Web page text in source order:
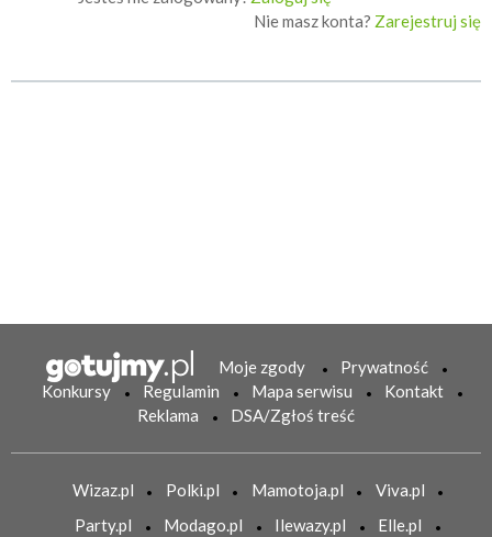
Nie masz konta? Zarejestruj się
Moje zgody
Prywatność
Konkursy
Regulamin Mapa serwisu
Kontakt
Reklama
DSA/Zgłoś treść
Wizaz.pl Polki.pl Mamotoja.pl
Viva.pl
Party.pl
Modago.pl Ilewazy.pl Elle.pl